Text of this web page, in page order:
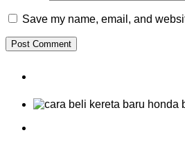
Save my name, email, and